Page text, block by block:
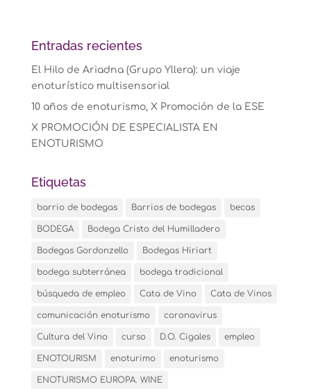
Entradas recientes
El Hilo de Ariadna (Grupo Yllera): un viaje
enoturístico multisensorial
10 años de enoturismo, X Promoción de la ESE
X PROMOCIÓN DE ESPECIALISTA EN
ENOTURISMO
Etiquetas
barrio de bodegas Barrios de bodegas becas
BODEGA Bodega Cristo del Humilladero
Bodegas Gordonzello Bodegas Hiriart
bodega subterránea bodega tradicional
búsqueda de empleo Cata de Vino Cata de Vinos
comunicación enoturismo coronavirus
Cultura del Vino curso D.O. Cigales empleo
ENOTOURISM enoturimo enoturismo
ENOTURISMO EUROPA. WINE